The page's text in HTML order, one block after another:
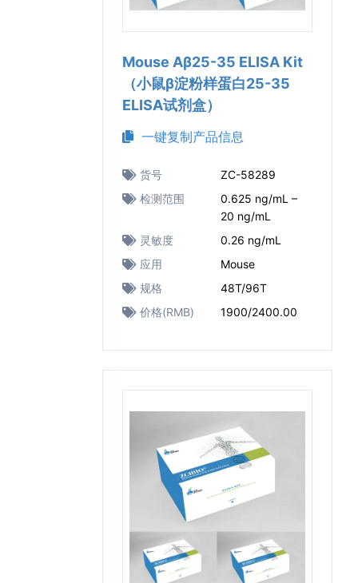
Mouse Aβ25-35 ELISA Kit
（小鼠β淀粉样蛋白25-35
ELISA试剂盒）
一键复制产品信息
货号
ZC-58289
检测范围
0.625 ng/mL –
20 ng/mL
灵敏度
0.26 ng/mL
应用
Mouse
规格
48T/96T
价格(RMB)
1900/2400.00